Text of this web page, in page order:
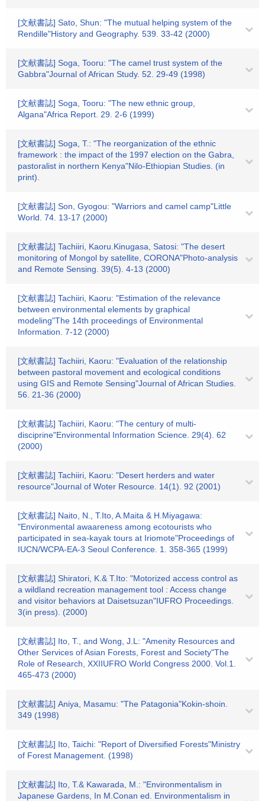
[文献書誌] Sato, Shun: "The mutual helping system of the
Rendille"History and Geography. 539. 33-42 (2000)
[文献書誌] Soga, Tooru: "The camel trust system of the
Gabbra"Journal of African Study. 52. 29-49 (1998)
[文献書誌] Soga, Tooru: "The new ethnic group,
Algana"Africa Report. 29. 2-6 (1999)
[文献書誌] Soga, T.: "The reorganization of the ethnic
framework : the impact of the 1997 election on the Gabra,
pastoralist in northern Kenya"Nilo-Ethiopian Studies. (in
print).
[文献書誌] Son, Gyogou: "Warriors and camel camp"Little
World. 74. 13-17 (2000)
[文献書誌] Tachiiri, Kaoru.Kinugasa, Satosi: "The desert
monitoring of Mongol by satellite, CORONA"Photo-analysis
and Remote Sensing. 39(5). 4-13 (2000)
[文献書誌] Tachiiri, Kaoru: "Estimation of the relevance
between environmental elements by graphical
modeling"The 14th proceedings of Environmental
Information. 7-12 (2000)
[文献書誌] Tachiiri, Kaoru: "Evaluation of the relationship
between pastoral movement and ecological conditions
using GIS and Remote Sensing"Journal of African Studies.
56. 21-36 (2000)
[文献書誌] Tachiiri, Kaoru: "The century of multi-
disciprine"Environmental Information Science. 29(4). 62
(2000)
[文献書誌] Tachiiri, Kaoru: "Desert herders and water
resource"Journal of Woter Resource. 14(1). 92 (2001)
[文献書誌] Naito, N., T.Ito, A.Maita & H.Miyagawa:
"Environmental awaareness among ecotourists who
participated in sea-kayak tours at Iriomote"Proceedings of
IUCN/WCPA-EA-3 Seoul Conference. 1. 358-365 (1999)
[文献書誌] Shiratori, K.& T.Ito: "Motorized access control as
a wildland recreation management tool : Access change
and visitor behaviors at Daisetsuzan"IUFRO Proceedings.
3(in press). (2000)
[文献書誌] Ito, T., and Wong, J.L: "Amenity Resources and
Other Services of Asian Forests, Forest and Society"The
Role of Research, XXIIUFRO World Congress 2000. Vol.1.
465-473 (2000)
[文献書誌] Aniya, Masamu: "The Patagonia"Kokin-shoin.
349 (1998)
[文献書誌] Ito, Taichi: "Report of Diversified Forests"Ministry
of Forest Management. (1998)
[文献書誌] Ito, T.& Kawarada, M.: "Environmentalism in
Japanese Gardens, In M.Conan ed. Environmentalism in